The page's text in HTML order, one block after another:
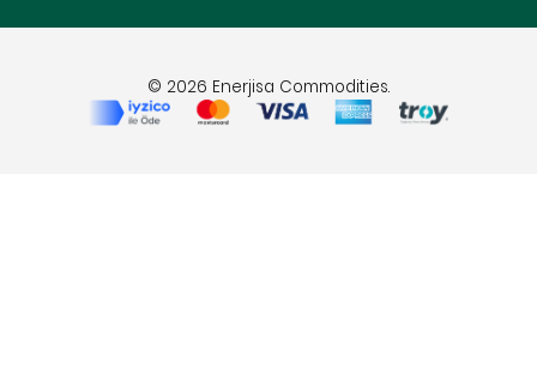
© 2026 Enerjisa Commodities.